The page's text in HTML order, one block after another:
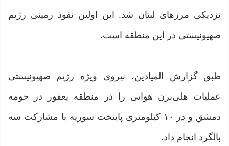
نزدیکی مرزهای لبنان شد. این اولین نفوذ زمینی رژیم
صهیونیستی در این منطقه است.
طبق گزارش المیادین، نیروی ویژه رژیم صهیونیستی
عملیات هلی‌برن هوایی را در منطقه یعفور در حومه
دمشق و در ۱۰ کیلومتری پایتخت سوریه با مشارکت سه
بالگرد انجام داد.